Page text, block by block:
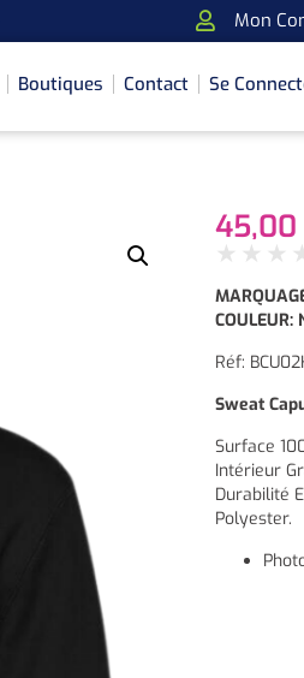
Mon
Boutiques Contact Se
45,00
★ ★ ★
COULEUR:
Réf:
Sweat
Surface
Intérieur
Durabilité
Polyester.